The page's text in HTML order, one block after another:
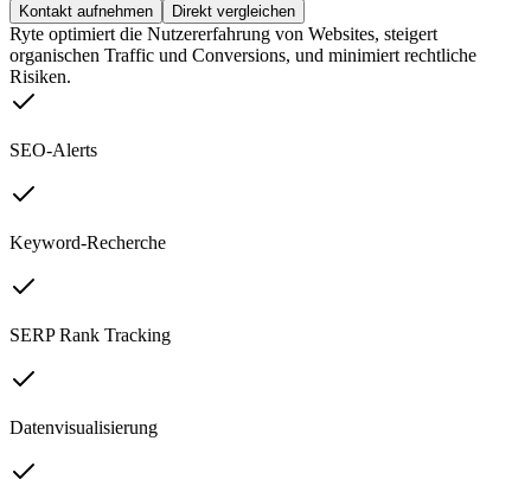
Kontakt aufnehmen Direkt vergleichen
Ryte optimiert die Nutzererfahrung von Websites, steigert
organischen Traffic und Conversions, und minimiert rechtliche
Risiken.
SEO-Alerts
Keyword-Recherche
SERP Rank Tracking
Datenvisualisierung